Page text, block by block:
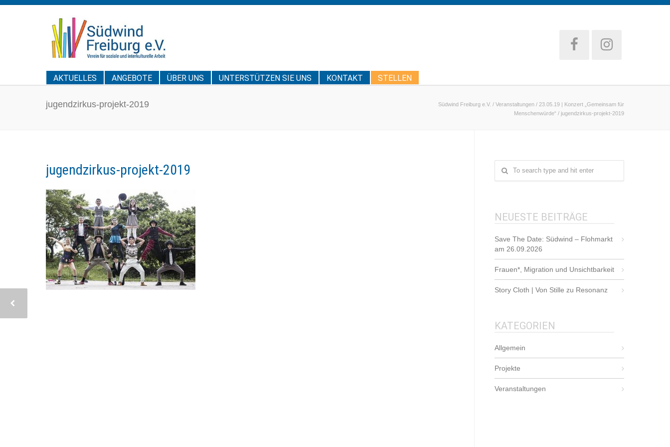
AKTUELLES ANGEBOTE ÜBER UNS UNTERSTÜTZEN SIE UNS KONTAKT STELLEN
jugendzirkus-projekt-2019 Südwind Freiburg e.V. / Veranstaltungen / 23.05.19 | Konzert „Gemeinsam für
Menschenwürde“ / jugendzirkus-projekt-2019
jugendzirkus-projekt-2019
NEUESTE BEITRÄGE
Save The Date: Südwind – Flohmarkt
am 26.09.2026
Frauen*, Migration und Unsichtbarkeit
Story Cloth | Von Stille zu Resonanz
KATEGORIEN
Allgemein
Projekte
Veranstaltungen